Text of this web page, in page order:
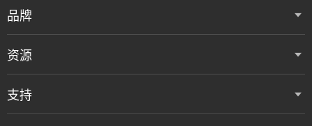
品牌
资源
支持